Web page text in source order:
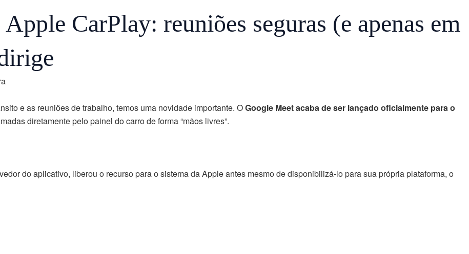
CarPlay: reuniões seguras (e apenas em
e as reuniões de trabalho, temos uma novidade importante. OGoogle Meet acaba de ser lançado oficialmente para o
diretamente pelo painel do carro de forma “mãos livres”.
do aplicativo, liberou o recurso para o sistema da Apple antes mesmo de disponibilizá-lo para sua própria plataforma, o